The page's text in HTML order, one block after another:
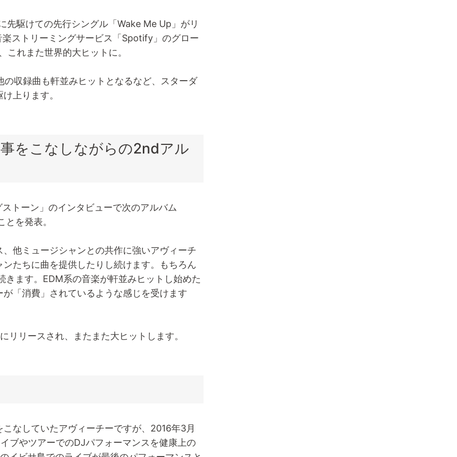
先駆けての先行シングル「Wake Me Up」がリ
ストリーミングサービス「Spotify」のグロー
これまた世界的大ヒットに。
収録曲も軒並みヒットとなるなど、スターダ
上ります。
をこなしながらの2ndアル
トーン」のインタビューで次のアルバム
を発表。
他ミュージシャンとの共作に強いアヴィーチ
たちに曲を提供したりし続けます。もちろん
きます。EDM系の音楽が軒並みヒットし始めた
「消費」されているような感じを受けます
リリースされ、またまた大ヒットします。
なしていたアヴィーチーですが、2016年3月
ブやツアーでのDJパフォーマンスを健康上の